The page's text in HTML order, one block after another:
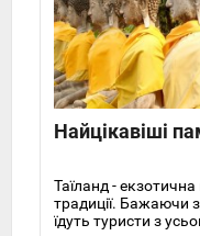
Найцікавіші
Таїланд - екзотична
традиції. Бажаючи
їдуть туристи з